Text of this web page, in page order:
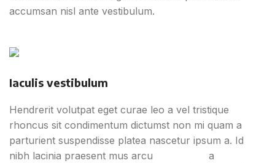
accumsan nisl ante vestibulum.
Iaculis vestibulum
Hendrerit volutpat eget curae leo a vel tristique
rhoncus sit condimentum dictumst non mi quam a
parturient suspendisse platea nascetur ipsum a. Id
nibh lacinia praesent mus arcu
a